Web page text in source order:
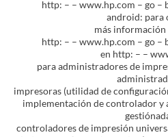
http: – – www.hp.com – go
android: para
más
http: – – www.hp.com – go
en http: – –
para administradores de
impresoras (utilidad de
implementación de controlador
controladores de impresión